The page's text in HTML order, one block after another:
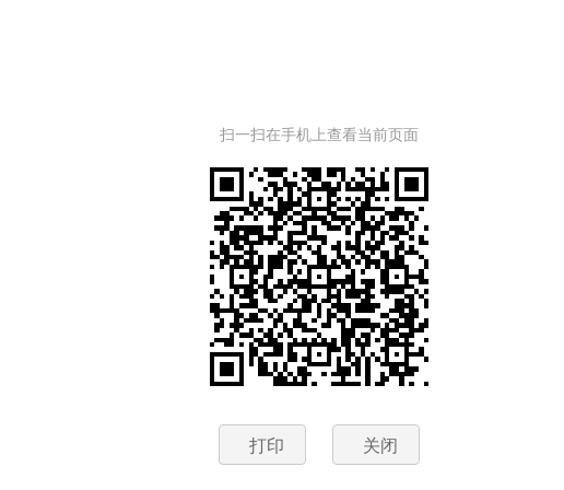
扫一扫在手机上查看当前页面
打印 关闭